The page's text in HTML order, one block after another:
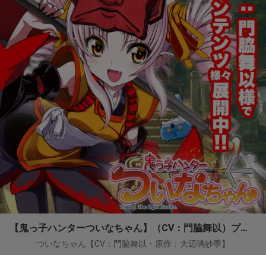
【鬼っ子ハンターついなちゃん】（CV：門脇舞以）プロジェクト！
ついなちゃん【CV：門脇舞以・原作：大辺璃紗季】